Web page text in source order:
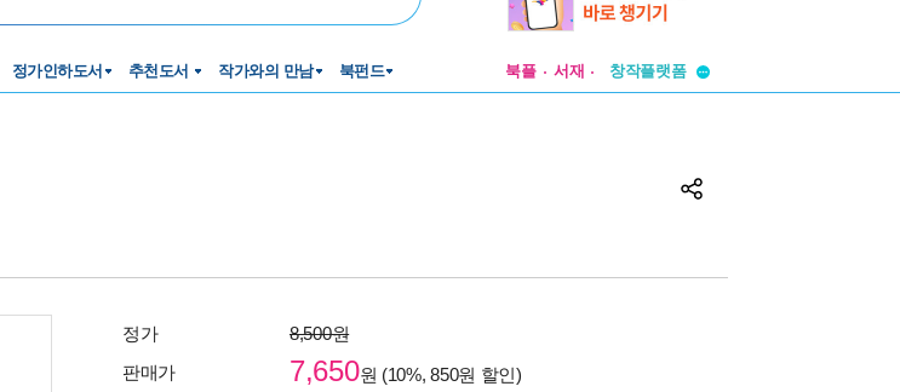
정가인하도서 추천도서 작가와의 만남 북펀드 북플 서재
창작플랫폼
정가
8,500원
판매가
7,650원 (10%, 850원 할인)